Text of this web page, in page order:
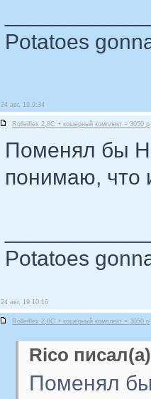
Potatoes
24 авг, 19 9:34
Rolleiflex 2,8C + кошерный комплект = 3050 р
Поменял бы
понимаю, что
Potatoes
24 авг, 19 10:16
Rolleiflex 2,8C + кошерный комплект = 3050 р
Rico
Поменял